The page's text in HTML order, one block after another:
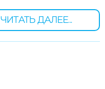
ЧИТАТЬ ДАЛЕЕ...